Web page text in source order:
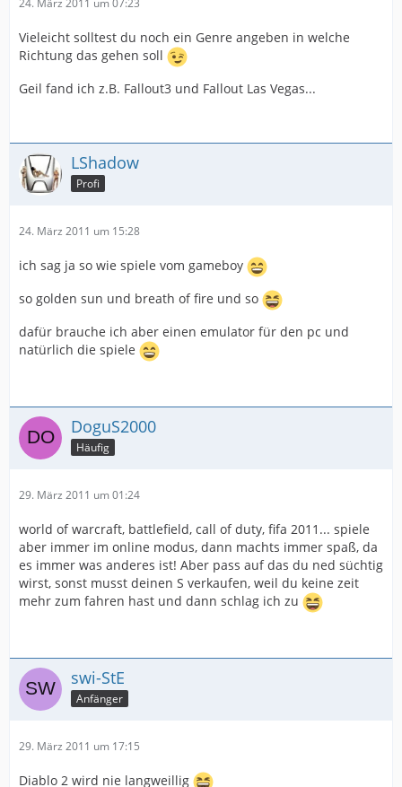
24. März 2011 um 07:23
Vieleicht solltest du noch ein Genre angeben in welche
Richtung das gehen soll
Geil fand ich z.B. Fallout3 und Fallout Las Vegas...
LShadow
Profi
24. März 2011 um 15:28
ich sag ja so wie spiele vom gameboy
so golden sun und breath of fire und so
dafür brauche ich aber einen emulator für den pc und
natürlich die spiele
DoguS2000
Häufig
29. März 2011 um 01:24
world of warcraft, battlefield, call of duty, fifa 2011... spiele
aber immer im online modus, dann machts immer spaß, da
es immer was anderes ist! Aber pass auf das du ned süchtig
wirst, sonst musst deinen S verkaufen, weil du keine zeit
mehr zum fahren hast und dann schlag ich zu
swi-StE
Anfänger
29. März 2011 um 17:15
Diablo 2 wird nie langweillig